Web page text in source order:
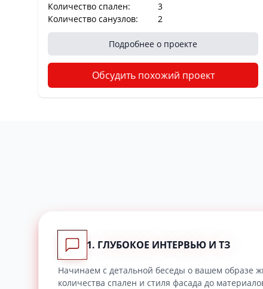
Количество спален:
3
Количество санузлов:
2
Подробнее о проекте
Обсудить похожий проект
1. ГЛУБОКОЕ ИНТЕРВЬЮ И ТЗ
Начинаем с детальной беседы о вашем образе
количества спален и стиля фасада до